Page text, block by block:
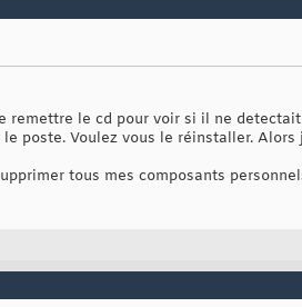
remettre le cd pour voir si il ne
poste. Voulez vous le réinstaller. Alors
tous mes composants